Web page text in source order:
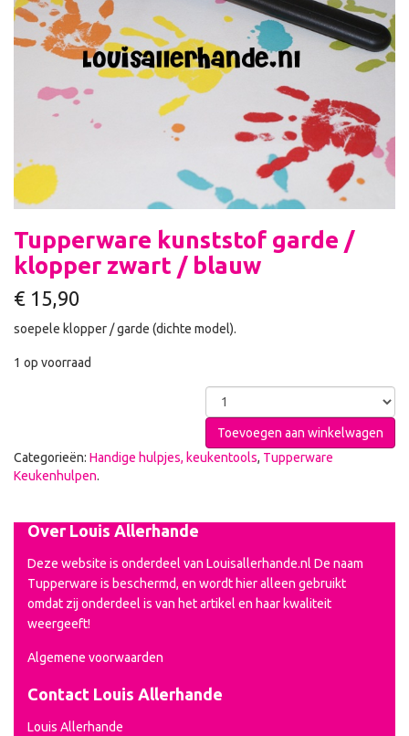
Tupperware kunststof garde /
klopper zwart / blauw
€ 15,90
soepele klopper / garde (dichte model).
1 op voorraad
Toevoegen aan winkelwagen
Categorieën: Handige hulpjes, keukentools, Tupperware
Keukenhulpen.
Over Louis Allerhande
Deze website is onderdeel van Louisallerhande.nl De naam
Tupperware is beschermd, en wordt hier alleen gebruikt
omdat zij onderdeel is van het artikel en haar kwaliteit
weergeeft!
Algemene voorwaarden
Contact Louis Allerhande
Louis Allerhande